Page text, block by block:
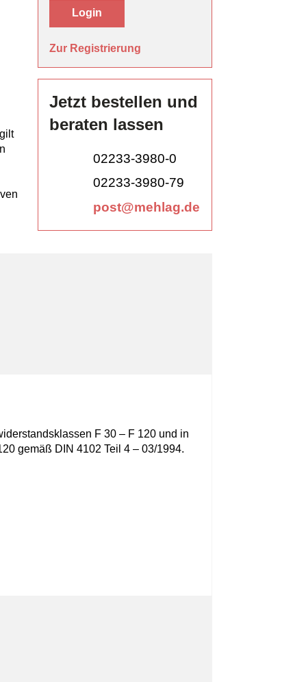
Login
Zur Registrierung
Jetzt bestellen und
beraten lassen
02233-3980-0
02233-3980-79
post@mehlag.de
F 30 – F 120 und in
gemäß DIN 4102 Teil 4 – 03/1994.